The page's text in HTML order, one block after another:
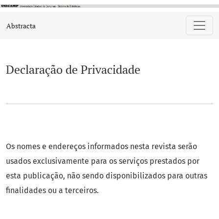
Abstracta
Declaração de Privacidade
Os nomes e endereços informados nesta revista serão
usados exclusivamente para os serviços prestados por
esta publicação, não sendo disponibilizados para outras
finalidades ou a terceiros.